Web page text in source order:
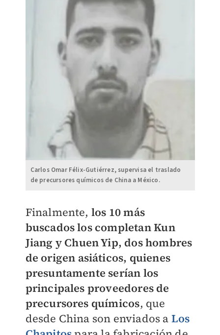
Carlos Omar Félix-Gutiérrez, supervisa el traslado
de precursores químicos de China a México.
Finalmente, los 10 más
buscados los completan Kun
Jiang y Chuen Yip, dos hombres
de origen asiáticos, quienes
presuntamente serían los
principales proveedores de
precursores químicos, que
desde China son enviados a Los